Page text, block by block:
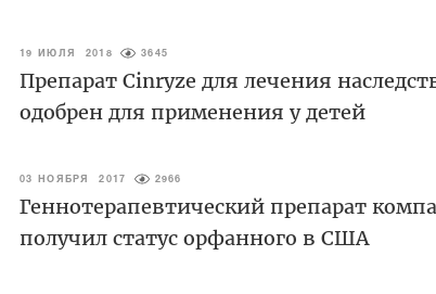
19 ИЮЛЯ 2018 3645
Препарат Cinryze для лечения
одобрен для применения у детей
03 НОЯБРЯ 2017 2966
Геннотерапевтический препарат
получил статус орфанного в США